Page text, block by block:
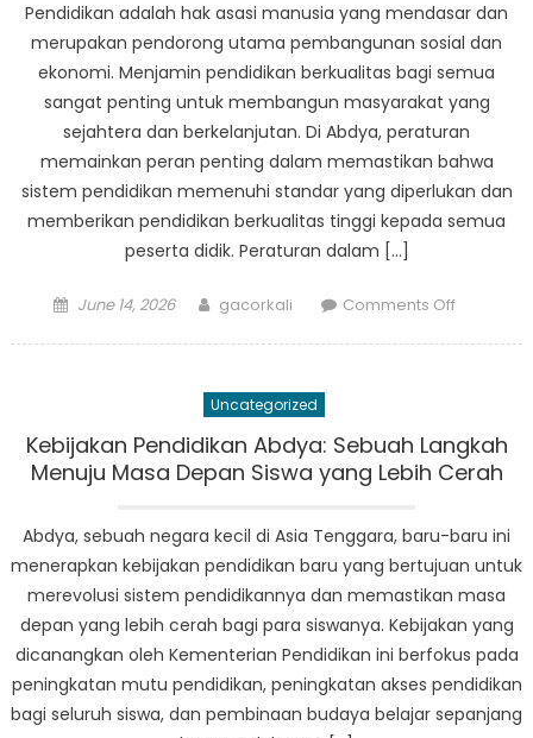
Pendidikan adalah hak asasi manusia yang mendasar dan
merupakan pendorong utama pembangunan sosial dan
ekonomi. Menjamin pendidikan berkualitas bagi semua
sangat penting untuk membangun masyarakat yang
sejahtera dan berkelanjutan. Di Abdya, peraturan
memainkan peran penting dalam memastikan bahwa
sistem pendidikan memenuhi standar yang diperlukan dan
memberikan pendidikan berkualitas tinggi kepada semua
peserta didik. Peraturan dalam […]
Posted
June 14, 2026 Author
gacorkali Comments Offon
Regulasi
di
Uncategorized
Kebijakan Pendidikan Abdya: Sebuah Langkah
Menuju Masa Depan Siswa yang Lebih Cerah
Abdya, sebuah negara kecil di Asia Tenggara, baru-baru ini
menerapkan kebijakan pendidikan baru yang bertujuan untuk
merevolusi sistem pendidikannya dan memastikan masa
depan yang lebih cerah bagi para siswanya. Kebijakan yang
dicanangkan oleh Kementerian Pendidikan ini berfokus pada
peningkatan mutu pendidikan, peningkatan akses pendidikan
bagi seluruh siswa, dan pembinaan budaya belajar sepanjang